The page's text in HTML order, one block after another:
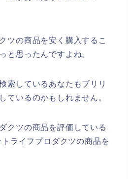
ツの商品を安く購入するこ
と思ったんですよね。
索しているあなたもブリリ
ているのかもしれません。
クツの商品を評価している
ライフプロダクツの商品を